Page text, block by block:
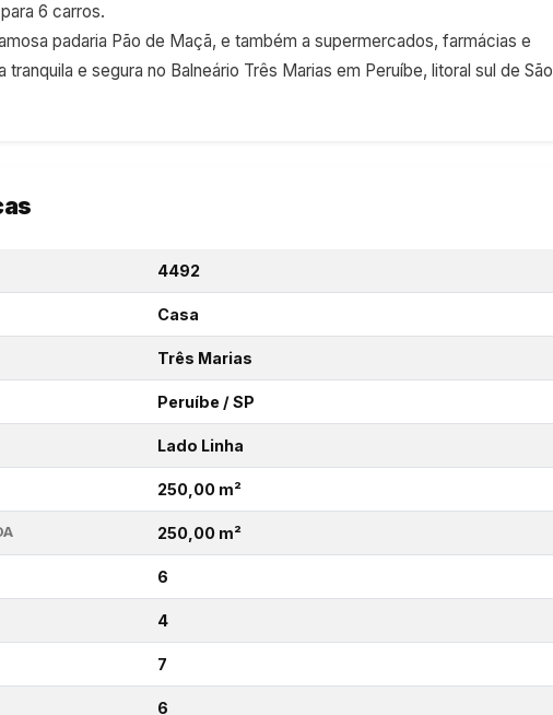
6 carros.
padaria Pão de Maçã, e também a supermercados, farmácias e
tranquila e segura no Balneário Três Marias em Peruíbe, litoral sul de São
4492
Casa
Três Marias
Peruíbe / SP
Lado Linha
250,00 m²
250,00 m²
6
4
7
6